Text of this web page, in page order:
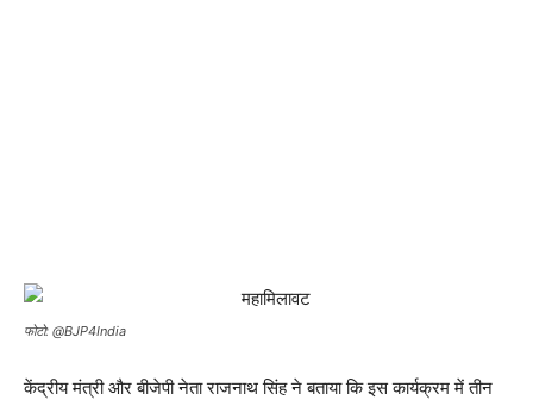
फोटो: @BJP4India
केंद्रीय मंत्री और बीजेपी नेता राजनाथ सिंह ने बताया कि इस कार्यक्रम में तीन